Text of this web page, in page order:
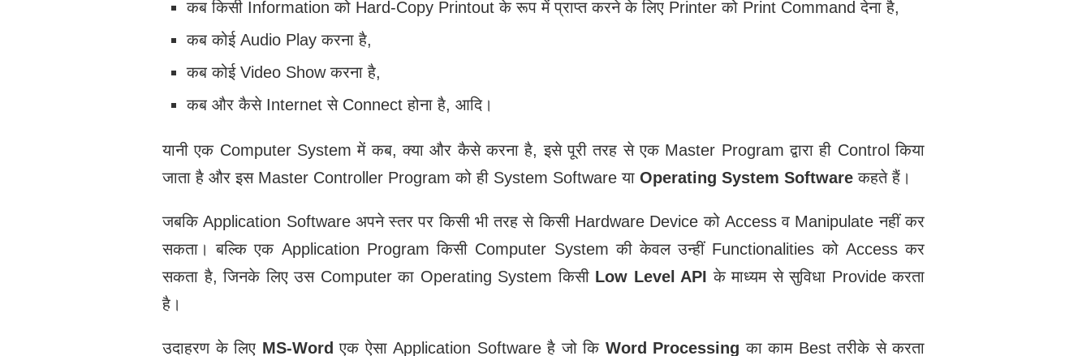
कब किसी Information को Hard-Copy Printout के रूप में प्राप्त करने के लिए Printer को Print Command देना है,
कब कोई Audio Play करना है,
कब कोई Video Show करना है,
कब और कैसे Internet से Connect होना है, आदि।
यानी एक Computer System में कब, क्या और कैसे करना है, इसे पूरी तरह से एक Master Program द्वारा ही Control किया
जाता है और इस Master Controller Program को ही System Software या Operating System Software कहते हैं।
जबकि Application Software अपने स्तर पर किसी भी तरह से किसी Hardware Device को Access व Manipulate नहीं कर
सकता। बल्कि एक Application Program किसी Computer System की केवल उन्हीं Functionalities को Access कर
सकता है, जिनके लिए उस Computer का Operating System किसी Low Level APIके माध्‍यम से सुविधा Provide करता
है।
उदाहरण के लिए MS-Word एक ऐसा Application Software है जो कि Word Processing का काम Best तरीके से करता